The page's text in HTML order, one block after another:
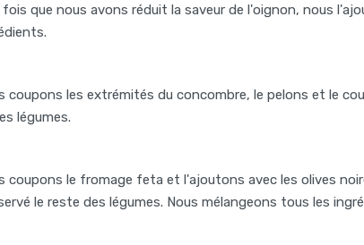
fois que nous avons réduit la saveur de l'oignon, nous
coupons les extrémités du concombre, le pelons et le
légumes.
coupons le fromage feta et l'ajoutons avec les olives
le reste des légumes. Nous mélangeons tous les